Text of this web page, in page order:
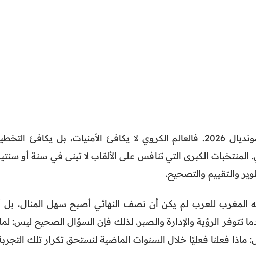
ولهذا جاءت الصدمة في مونديال 2026. فالعالم الكروي لا يكافئ الأمنيات، بل يكافئ
المنتخبات الكبرى التي تنافس على الألقاب لا تبنى في سنة أو
والتقييم والتصحيح.
المغرب للعرب لم يكن أن نصف النهائي أصبح سهل المنال، بل
تتوفر الرؤية والإدارة والصبر. لذلك فإن السؤال الصحيح ليس:
ماذا فعلنا فعليًا خلال السنوات الماضية لنستحق تكرار تلك